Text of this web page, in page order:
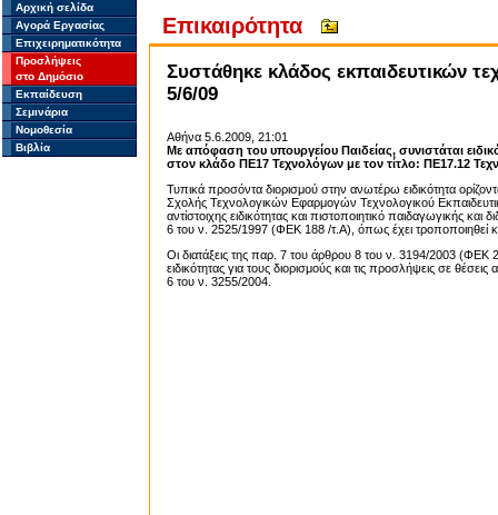
Αρχική σελίδα
Αγορά Εργασίας
Επιχειρηματικότητα
Προσλήψεις
στο Δημόσιο
Εκπαίδευση
Σεμινάρια
Νομοθεσία
Βιβλία
Επικαιρότητα
Συστάθηκε κλάδος εκπαιδευτικών
5/6/09
Aθήνα 5.6.2009, 21:01
Με απόφαση του υπουργείου Παιδείας, συνιστάται
στον κλάδο ΠΕ17 Τεχνολόγων με τον τίτλο: ΠΕ17.12
Τυπικά προσόντα διορισμού στην ανωτέρω ειδικότητα
Σχολής Τεχνολογικών Εφαρμογών Τεχνολογικού
αντίστοιχης ειδικότητας και πιστοποιητικό παιδαγωγικής
6 του ν. 2525/1997 (ΦΕΚ 188 /τ.Α), όπως έχει τροποποιηθεί
Οι διατάξεις της παρ. 7 του άρθρου 8 του ν. 3194/2003 (ΦΕΚ
ειδικότητας για τους διορισμούς και τις προσλήψεις σε
6 του ν. 3255/2004.